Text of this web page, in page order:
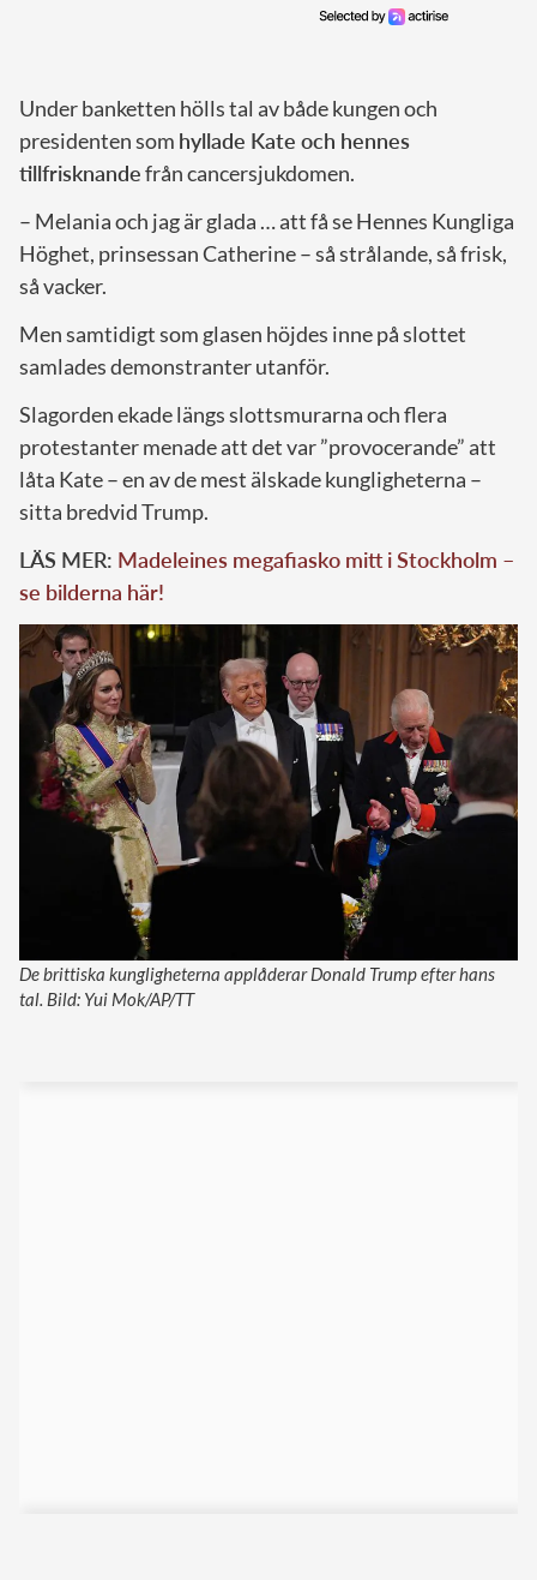
Under banketten hölls tal av både kungen och
presidenten som hyllade Kate och hennes
tillfrisknandefrån cancersjukdomen.
– Melania och jag är glada … att få se Hennes Kungliga
Höghet, prinsessan Catherine – så strålande, så frisk,
så vacker.
Men samtidigt som glasen höjdes inne på slottet
samlades demonstranter utanför.
Slagorden ekade längs slottsmurarna och flera
protestanter menade att det var ”provocerande” att
låta Kate – en av de mest älskade kungligheterna –
sitta bredvid Trump.
LÄS MER: Madeleines megafiasko mitt i Stockholm –
se bilderna här!
De brittiska kungligheterna applåderar Donald Trump efter hans
tal. Bild: Yui Mok/AP/TT